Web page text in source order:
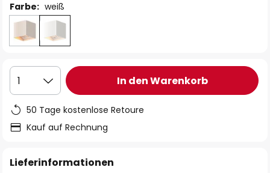
Farbe: weiß
1 In den Warenkorb
50 Tage kostenlose Retoure
Kauf auf Rechnung
Lieferinformationen